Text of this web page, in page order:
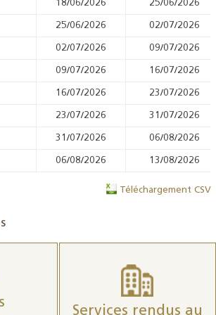
18/06/2026 25/06/2026
25/06/2026 02/07/2026
02/07/2026 09/07/2026
09/07/2026 16/07/2026
16/07/2026 23/07/2026
23/07/2026 31/07/2026
31/07/2026 06/08/2026
06/08/2026 13/08/2026
Téléchargement CSV
Services rendus au